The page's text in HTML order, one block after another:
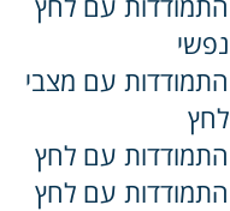
נפשי
התמודדות עם מצבי
לחץ
התמודדות עם לחץ
התמודדות עם לחץ